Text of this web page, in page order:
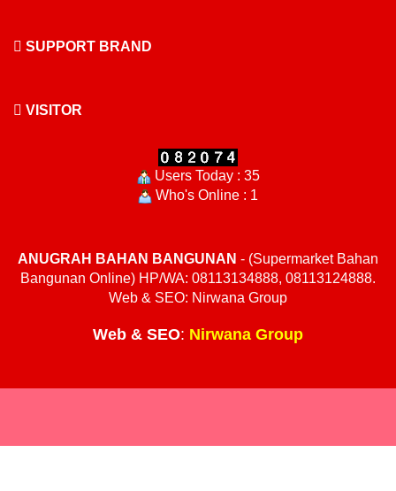
SUPPORT BRAND
VISITOR
Users Today : 35
Who's Online : 1
ANUGRAH BAHAN BANGUNAN - (Supermarket Bahan
Bangunan Online) HP/WA: 08113134888, 08113124888.
Web & SEO: Nirwana Group
Web & SEO: Nirwana Group